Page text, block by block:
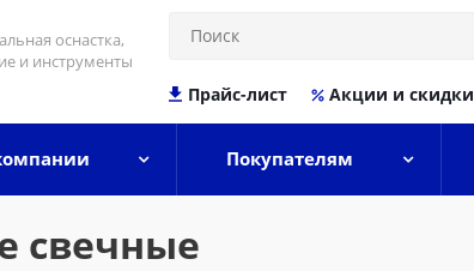
оснастка,
и инструменты
Прайс-лист Акции и скидки
Покупателям
свечные